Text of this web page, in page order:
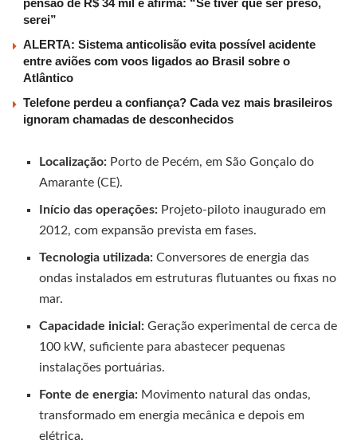
pensão de R$ 34 mil e afirma: “Se tiver que ser preso,
serei”
ALERTA: Sistema anticolisão evita possível acidente
entre aviões com voos ligados ao Brasil sobre o
Atlântico
Telefone perdeu a confiança? Cada vez mais brasileiros
ignoram chamadas de desconhecidos
Localização: Porto de Pecém, em São Gonçalo do
Amarante (CE).
Início das operações: Projeto-piloto inaugurado em
2012, com expansão prevista em fases.
Tecnologia utilizada: Conversores de energia das
ondas instalados em estruturas flutuantes ou fixas no
mar.
Capacidade inicial: Geração experimental de cerca de
100 kW, suficiente para abastecer pequenas
instalações portuárias.
Fonte de energia: Movimento natural das ondas,
transformado em energia mecânica e depois em
elétrica.